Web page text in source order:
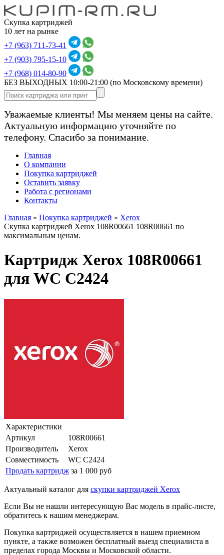
Скупка картриджей
10 лет на рынке
+7 (963) 711-73-41
+7 (903) 795-15-10
+7 (968) 014-80-90
БЕЗ ВЫХОДНЫХ 10:00-21:00 (по Московскому времени)
Уважаемые клиенты! Мы меняем цены на сайте.
Актуальную информацию уточняйте по
телефону. Спасибо за понимание.
Главная
О компании
Покупка картриджей
Оставить заявку
Работа с регионами
Контакты
Главная » Покупка картриджей » Xerox
Скупка картриджей Xerox 108R00661 108R00661 по
максимальным ценам.
Картридж Xerox 108R00661
для WC C2424
Характеристики
Артикул
108R00661
Производитель
Xerox
Совместимость
WC C2424
Продать картридж за 1 000 руб
Актуальный каталог для скупки картриджей Xerox
Если Вы не нашли интересующую Вас модель в прайс-листе,
обратитесь к нашим менеджерам.
Покупка картриджей осуществляется в нашем приемном
пункте, а также возможен бесплатный выезд специалиста в
пределах города Москвы и Московской области.